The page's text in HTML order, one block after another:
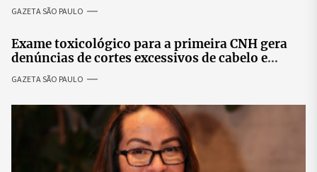
especialistas para discutir saúde mental e
prosperidade.
GAZETA SÃO PAULO
Exame toxicológico para a primeira CNH gera
denúncias de cortes excessivos de cabelo e
revolta entre candidatas
GAZETA SÃO PAULO